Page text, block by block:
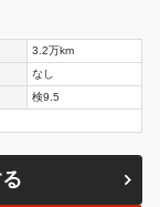
3.2万km
なし
検9.5